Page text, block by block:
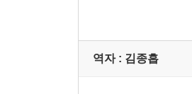
제36장. 어떤 성경 해
시정을 받아야 한다 61
역자 : 김종흡